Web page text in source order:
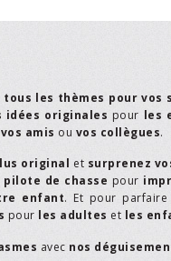
tous les thèmes pour vos
idées originales pour les
vos amis ou vos collègues.
original et surprenez
pilote de chasse pour
enfant. Et pour parfaire
pour les adultes et les
avec nos